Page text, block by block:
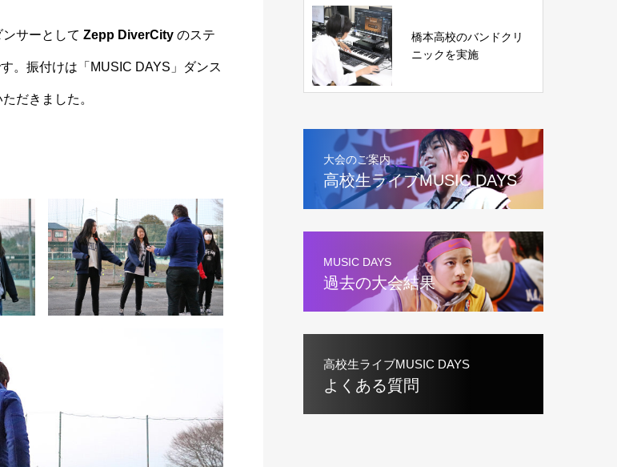
サーとして Zepp DiverCity のステ
。振付けは「MUSIC DAYS」ダンス
だきました。
橋本高校のバンドクリ
ニックを実施
大会のご案内
高校生ライブMUSIC DAYS
MUSIC DAYS
過去の大会結果
高校生ライブMUSIC DAYS
よくある質問